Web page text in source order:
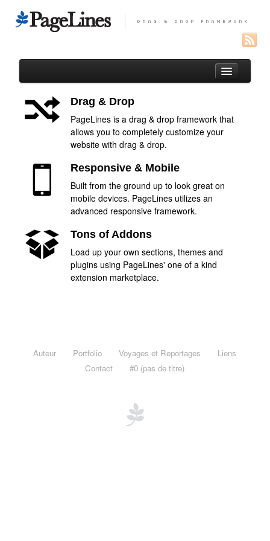
Paysages réunionnais
Oiseaux de l’Océan Indien
Entomofaune de la Réunion
Macros de France
Voyages et Reportages
Mayotte, janvier 2011
Le Burkina Faso en Noir et Blanc, novembre 2010
Drag & Drop
PageLines is a drag & drop framework that
allows you to completely customize your
website with drag & drop.
Responsive & Mobile
Built from the ground up to look great on
mobile devices. PageLines utilizes an
advanced responsive framework.
Tons of Addons
Load up your own sections, themes and
plugins using PageLines' one of a kind
extension marketplace.
Auteur Portfolio Voyages et Reportages
Liens
Contact
#0 (pas de titre)